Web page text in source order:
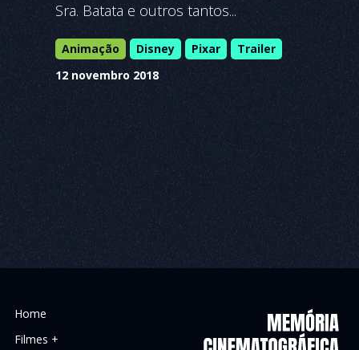
Sra. Batata e outros tantos...
Animação Disney Pixar
Trailer
12 novembro 2018
Home
Filmes +